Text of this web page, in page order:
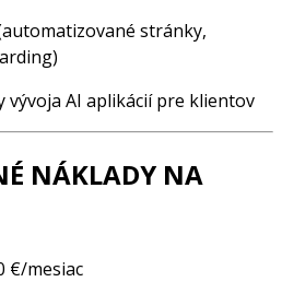
stránky,
AI aplikácií pre klientov
NÁKLADY NA
€/mesiac